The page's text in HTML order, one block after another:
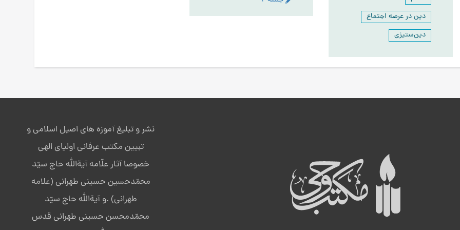
دین در عرصه اجتماع
دین‌ستیزی
نشر و تبلیغ آموزه های اصیل اسلامی و
تبیین مکتب عرفانی اولیای الهی
خصوصا آثار علّامه آیةالله حاج سیّد
محمّدحسین حسینی طهرانی (علامه
طهرانی) .و آیةالله حاج سیّد
محمّدمحسن حسینی طهرانی قدس